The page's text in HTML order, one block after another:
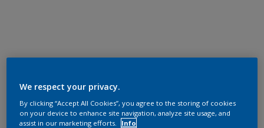
We respect your privacy.
By clicking “Accept All Cookies”, you agree to the storing of cookies
on your device to enhance site navigation, analyze site usage, and
assist in our marketing efforts.
Info